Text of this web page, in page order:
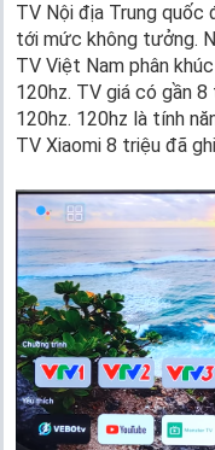
TV Nội địa Trung quốc
tới mức không tưởng.
TV Việt Nam phân
120hz. TV giá có gần
120hz. 120hz là tính
TV Xiaomi 8 triệu đã